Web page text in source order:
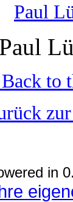
Paul
to
in